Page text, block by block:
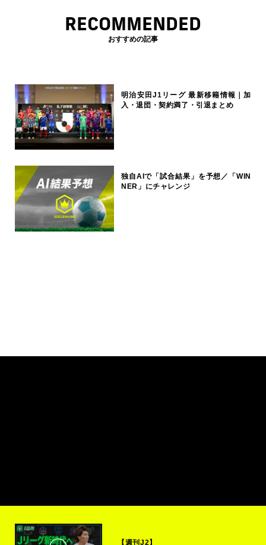
RECOMMENDED
おすすめの記事
明治安田J1リーグ 最新移籍情報｜加
入・退団・契約満了・引退まとめ
独自AIで「試合結果」を予想／「WIN
NER」にチャレンジ
【週刊J2】